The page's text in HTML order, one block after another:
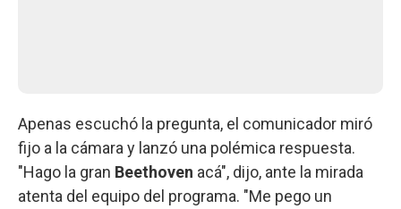
Apenas escuchó la pregunta, el comunicador miró
fijo a la cámara y lanzó una polémica respuesta.
"Hago la gran Beethoven acá", dijo, ante la mirada
atenta del equipo del programa. "Me pego un